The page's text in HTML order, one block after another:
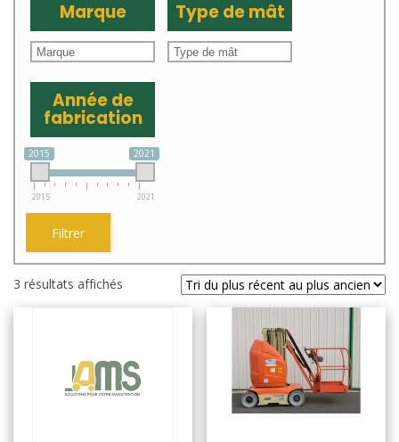
Marque Type de mât
Année de
fabrication
2015 2021
2015 2021
Filtrer
3 résultats affichés
au
plus
ancien